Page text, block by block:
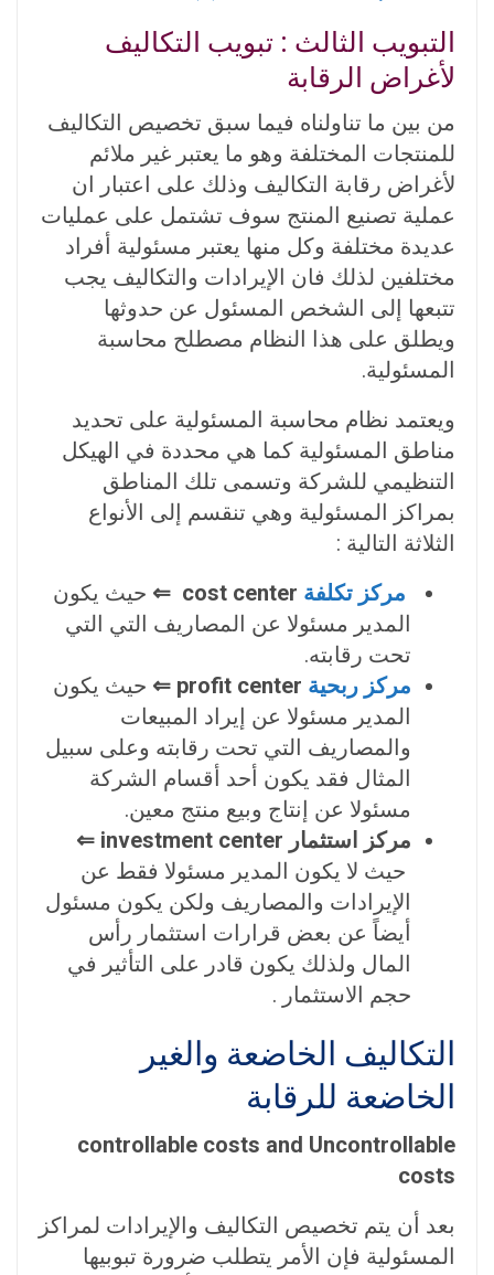
التبويب الثالث : تبويب التكاليف
لأغراض الرقابة
من بين ما تناولناه فيما سبق تخصيص التكاليف
للمنتجات المختلفة وهو ما يعتبر غير ملائم
لأغراض رقابة التكاليف وذلك على اعتبار ان
عملية تصنيع المنتج سوف تشتمل على عمليات
عديدة مختلفة وكل منها يعتبر مسئولية أفراد
مختلفين لذلك فان الإيرادات والتكاليف يجب
تتبعها إلى الشخص المسئول عن حدوثها
ويطلق على هذا النظام مصطلح محاسبة
المسئولية.
ويعتمد نظام محاسبة المسئولية على تحديد
مناطق المسئولية كما هي محددة في الهيكل
التنظيمي للشركة وتسمى تلك المناطق
بمراكز المسئولية وهي تنقسم إلى الأنواع
الثلاثة التالية :
مركز تكلفة
حيث يكون
المدير مسئولا عن المصاريف التي التي
تحت رقابته.
مركز ربحية
حيث يكون
المدير مسئولا عن إيراد المبيعات
والمصاريف التي تحت رقابته وعلى سبيل
المثال فقد يكون أحد أقسام الشركة
مسئولا عن إنتاج وبيع منتج معين.
مركز استثمار investment center ⇐
حيث لا يكون المدير مسئولا فقط عن
الإيرادات والمصاريف ولكن يكون مسئول
أيضاً عن بعض قرارات استثمار رأس
المال ولذلك يكون قادر على التأثير في
حجم الاستثمار .
التكاليف الخاضعة والغير
الخاضعة للرقابة
controllable costs and Uncontrollable
costs
بعد أن يتم تخصيص التكاليف والإيرادات لمراكز
المسئولية فإن الأمر يتطلب ضرورة تبوبيها